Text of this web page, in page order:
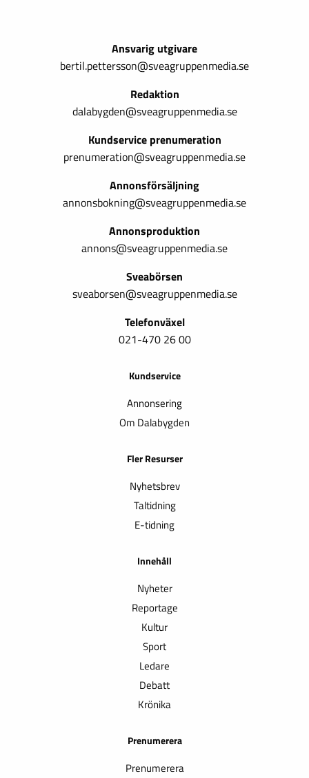
Ansvarig utgivare
bertil.pettersson@sveagruppenmedia.se
Redaktion
dalabygden@sveagruppenmedia.se
Kundservice prenumeration
prenumeration@sveagruppenmedia.se
Annonsförsäljning
annonsbokning@sveagruppenmedia.se
Annonsproduktion
annons@sveagruppenmedia.se
Sveabörsen
sveaborsen@sveagruppenmedia.se
Telefonväxel
021-470 26 00
Kundservice
Annonsering
Om Dalabygden
Fler Resurser
Nyhetsbrev
Taltidning
E-tidning
Innehåll
Nyheter
Reportage
Kultur
Sport
Ledare
Debatt
Krönika
Prenumerera
Prenumerera